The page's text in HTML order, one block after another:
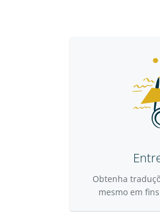
Obtenha
mesmo em